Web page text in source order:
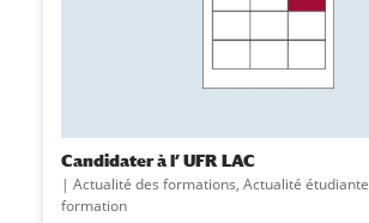
Candidater à l’ UFR LAC
| Actualité des formations, Actualité étudiante
formation